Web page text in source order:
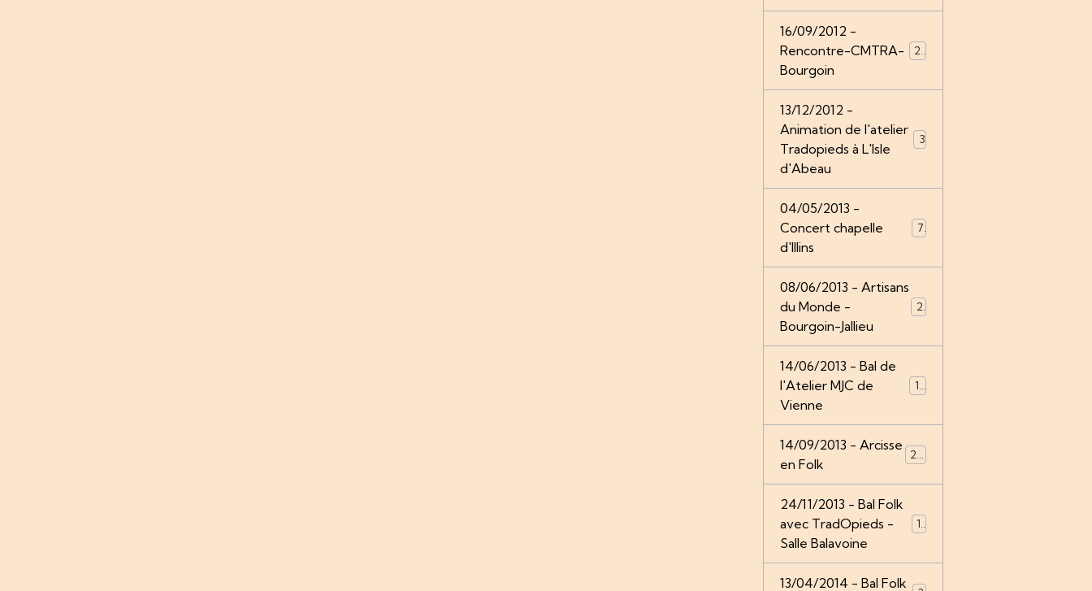
16/09/2012 -
Rencontre-CMTRA-
Bourgoin
26
13/12/2012 -
Animation de l'atelier
Tradopieds à L'Isle
d'Abeau
04/05/2013 -
Concert chapelle
d'Illins
7
08/06/2013 - Artisans
du Monde -
Bourgoin-Jallieu
21
14/06/2013 - Bal de
l'Atelier MJC de
Vienne
14
14/09/2013 - Arcisse
en Folk
24
24/11/2013 - Bal Folk
avec TradOpieds -
Salle Balavoine
12
13/04/2014 - Bal Folk